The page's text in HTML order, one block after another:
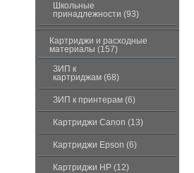
Школьные
принадлежности (93)
Картриджи и расходные
материалы (157)
ЗИП к
картриджам (68)
ЗИП к принтерам (6)
Картриджи Canon (13)
Картриджи Epson (6)
Картриджи HP (12)